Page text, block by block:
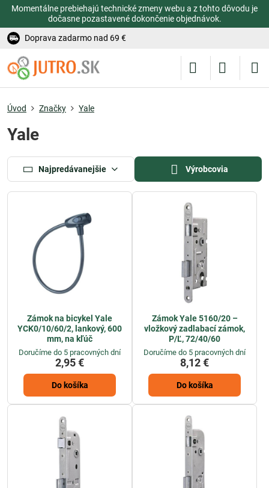
Momentálne prebiehajú technické zmeny webu a z tohto dôvodu je
dočasne pozastavené dokončenie objednávok.
Doprava zadarmo nad 69 €
Úvod Značky Yale
Yale
Najpredávanejšie Výrobcovia
Zámok na bicykel Yale
YCK0/10/60/2, lankový, 600
mm, na kľúč
Doručíme do 5 pracovných dní
2,95 €
Do košíka
Zámok Yale 5160/20 –
vložkový zadlabací zámok,
P/Ľ, 72/40/60
Doručíme do 5 pracovných dní
8,12 €
Do košíka